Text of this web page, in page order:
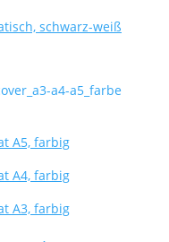
schwarz-weiß
A5, farbig
A4, farbig
A3, farbig